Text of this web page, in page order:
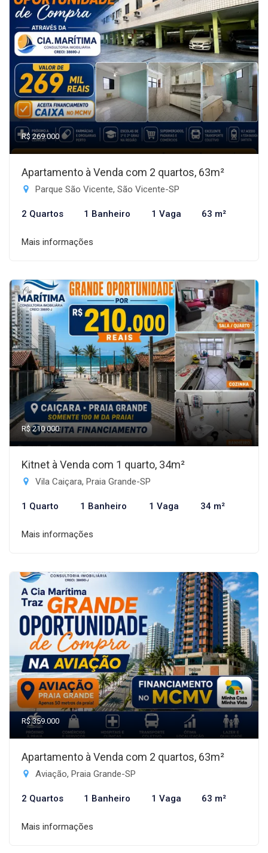
R$ 269.000
Apartamento à Venda com 2 quartos, 63m²
Parque São Vicente, São Vicente-SP
2 Quartos 1 Banheiro 1 Vaga 63 m²
Mais informações
R$ 210.000
Kitnet à Venda com 1 quarto, 34m²
Vila Caiçara, Praia Grande-SP
1 Quarto 1 Banheiro 1 Vaga 34 m²
Mais informações
R$ 359.000
Apartamento à Venda com 2 quartos, 63m²
Aviação, Praia Grande-SP
2 Quartos 1 Banheiro 1 Vaga 63 m²
Mais informações